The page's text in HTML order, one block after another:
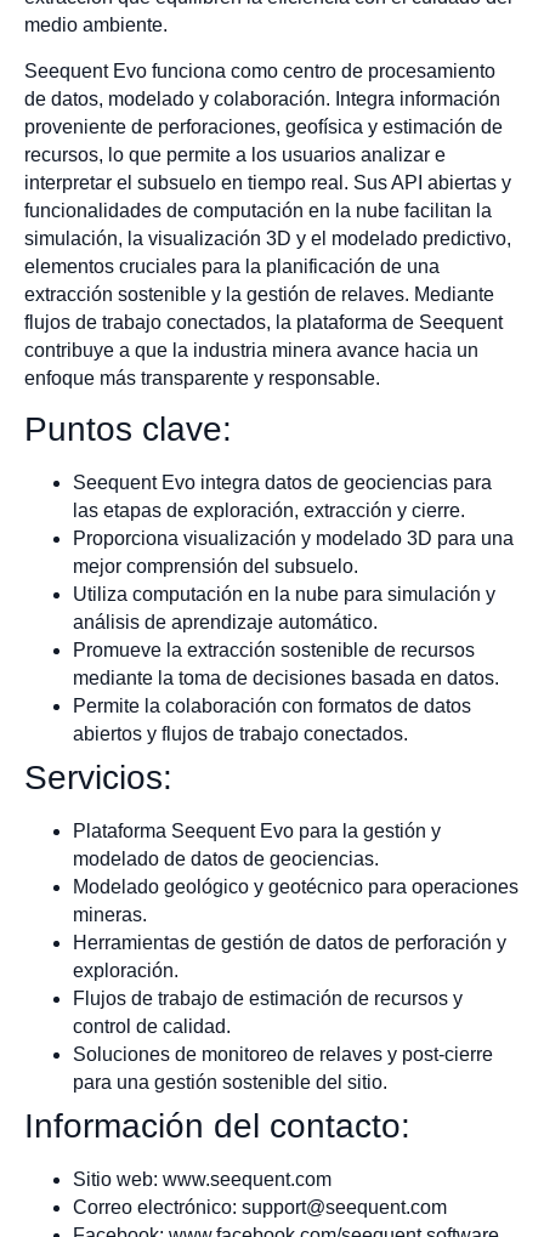
medio ambiente.
Seequent Evo funciona como centro de procesamiento
de datos, modelado y colaboración. Integra información
proveniente de perforaciones, geofísica y estimación de
recursos, lo que permite a los usuarios analizar e
interpretar el subsuelo en tiempo real. Sus API abiertas y
funcionalidades de computación en la nube facilitan la
simulación, la visualización 3D y el modelado predictivo,
elementos cruciales para la planificación de una
extracción sostenible y la gestión de relaves. Mediante
flujos de trabajo conectados, la plataforma de Seequent
contribuye a que la industria minera avance hacia un
enfoque más transparente y responsable.
Puntos clave:
Seequent Evo integra datos de geociencias para
las etapas de exploración, extracción y cierre.
Proporciona visualización y modelado 3D para una
mejor comprensión del subsuelo.
Utiliza computación en la nube para simulación y
análisis de aprendizaje automático.
Promueve la extracción sostenible de recursos
mediante la toma de decisiones basada en datos.
Permite la colaboración con formatos de datos
abiertos y flujos de trabajo conectados.
Servicios:
Plataforma Seequent Evo para la gestión y
modelado de datos de geociencias.
Modelado geológico y geotécnico para operaciones
mineras.
Herramientas de gestión de datos de perforación y
exploración.
Flujos de trabajo de estimación de recursos y
control de calidad.
Soluciones de monitoreo de relaves y post-cierre
para una gestión sostenible del sitio.
Información del contacto:
Sitio web: www.seequent.com
Correo electrónico: support@seequent.com